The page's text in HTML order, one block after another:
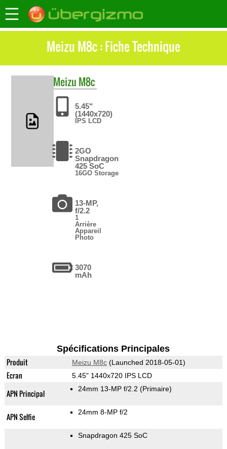
Meizu M8c : Fiche Technique
Meizu M8c
5.45"
(1440x720)
IPS LCD
2GO
Snapdragon
425 SoC
16GO Storage
13-MP,
f/2.2
1
Arrière
Appareil
Photo
3070
mAh
Spécifications Principales
Produit Meizu M8c(Launched 2018-05-01)
Ecran 5.45" 1440x720 IPS LCD
APN Principal 24mm 13-MP f/2.2 (Primaire)
APN Selfie 24mm 8-MP f/2
Snapdragon 425 SoC